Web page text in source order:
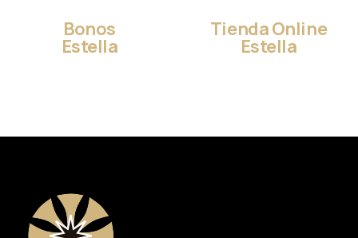
Bonos
Estella
Tienda Online
Estella